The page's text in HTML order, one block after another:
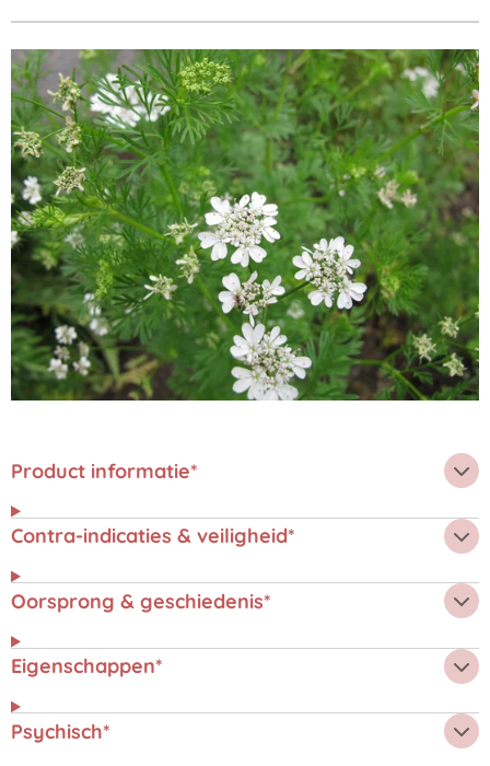
Product informatie*
Contra-indicaties & veiligheid*
Oorsprong & geschiedenis*
Eigenschappen*
Psychisch*